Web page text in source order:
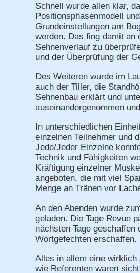
Schnell wurde allen klar,
Positionsphasenmodell
Grundeinstellungen am
werden. Das fing damit an
Sehnenverlauf zu
und der Überprüfung der
Des Weiteren wurde im
auch der Tiller, die
Sehnenbau erklärt und
auseinandergenommen
In unterschiedlichen
einzelnen Teilnehmer und
Jede/Jeder Einzelne
Technik und Fähigkeiten
Kräftigung einzelner
angeboten, die mit viel
Menge an Tränen vor
An den Abenden wurde
geladen. Die Tage Revue
nächsten Tage
Wortgefechten erschaffen.
Alles in allem eine wirklich
wie Referenten waren